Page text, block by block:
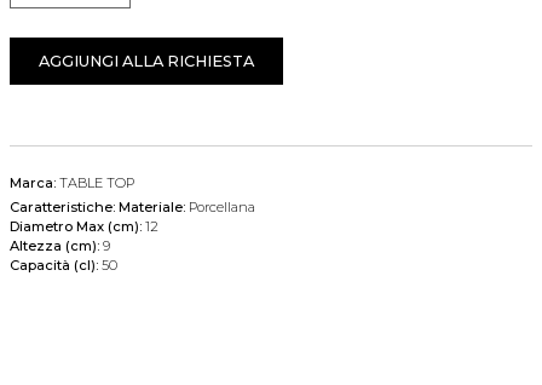
AGGIUNGI ALLA RICHIESTA
Marca: TABLE TOP
Caratteristiche: Materiale: Porcellana
Diametro Max (cm): 12
Altezza (cm): 9
Capacità (cl): 50